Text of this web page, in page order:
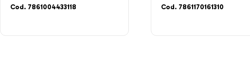
Cod. 7861004433118 Cod. 7861170161310